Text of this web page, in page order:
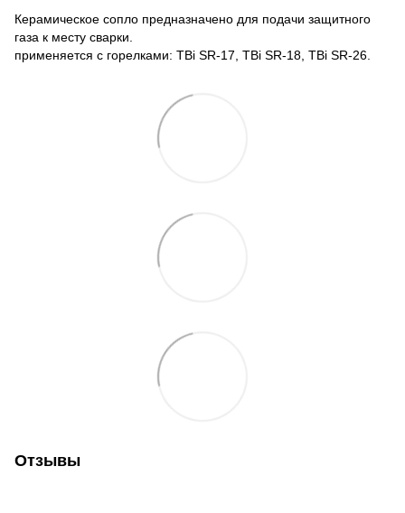
Керамическое сопло предназначено для подачи защитного
газа к месту сварки.
​применяется с горелками: TBi SR-17, TBi SR-18, TBi SR-26.
Отзывы